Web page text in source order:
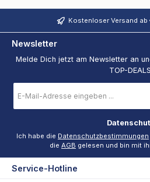
Kostenloser Versand ab
Newsletter
Melde Dich jetzt am Newsletter an
TOP-
Mail-
Adresse
Ich habe die Datenschutzbestimmungen
die AGB gelesen und bin mit
Service-Hotline